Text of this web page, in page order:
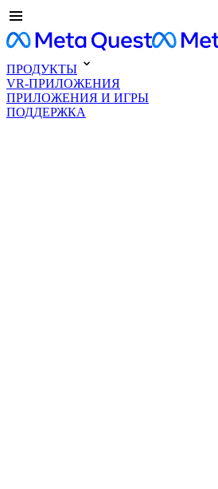
ПРОДУКТЫ
VR-ПРИЛОЖЕНИЯ
ПРИЛОЖЕНИЯ И ИГРЫ
ПОДДЕРЖКА